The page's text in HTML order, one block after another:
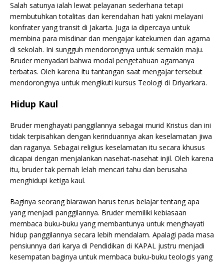
Salah satunya ialah lewat pelayanan sederhana tetapi
membutuhkan totalitas dan kerendahan hati yakni melayani
konfrater yang transit di Jakarta. Juga ia dipercaya untuk
membina para misdinar dan mengajar katekumen dan agama
di sekolah. Ini sungguh mendorongnya untuk semakin maju.
Bruder menyadari bahwa modal pengetahuan agamanya
terbatas. Oleh karena itu tantangan saat mengajar tersebut
mendorongnya untuk mengikuti kursus Teologi di Driyarkara.
Hidup Kaul
Bruder menghayati panggilannya sebagai murid Kristus dan ini
tidak terpisahkan dengan kerinduannya akan keselamatan jiwa
dan raganya. Sebagai religius keselamatan itu secara khusus
dicapai dengan menjalankan nasehat-nasehat injil. Oleh karena
itu, bruder tak pernah lelah mencari tahu dan berusaha
menghidupi ketiga kaul.
Baginya seorang biarawan harus terus belajar tentang apa
yang menjadi panggilannya. Bruder memiliki kebiasaan
membaca buku-buku yang membantunya untuk menghayati
hidup panggilannya secara lebih mendalam. Apalagi pada masa
pensiunnya dari karya di Pendidikan di KAPAL justru menjadi
kesempatan baginya untuk membaca buku-buku teologis yang